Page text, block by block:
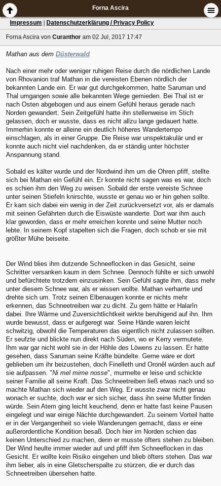
Forna Ascira
Impressum Datenschutzerklärung / Privacy Policy
Forna Ascira von Curanthor am 02 Jul, 2017 17:47
Mathan aus dem Düsterwald
Nach einer mehr oder weniger ruhigen Reise durch die nördlichen Lande
von Rhovanion traf Mathan in die vereisten Ebenen nördlich der
bekannten Lande ein. Er war gut durchgekommen, hatte Saruman und
Thal umgangen sowie alle bekannten Wege gemieden. Bei Thal ist er
nach Osten abgebogen und aus einem Gefühl heraus gerade nach
Norden gewandert. Sein Zeitgefühl hatte ihn stellenweise im Stich
gelassen, doch er wusste, dass es nicht allzu lange gedauert hatte.
Immerhin konnte er alleine ein deutlich höheres Wandertempo
einschlagen, als in einer Gruppe. Die Reise war unspektakulär und er
konnte auch nicht viel nachdenken, da er ständig unter höchster
Anspannung stand.
Sobald es kälter wurde und der Nordwind ihm um die Ohren pfiff, stellte
sich bei Mathan ein Gefühl ein. Er konnte nicht sagen was es war, doch
es schien ihm den Weg zu weisen. Sobald der erste vereiste Schnee
unter seinen Stiefeln knirschte, wusste er genau wo er hin gehen sollte.
Er kam sich dabei ein wenig in der Zeit zurückversetzt vor, als er damals
mit seinen Gefährten durch die Eiswüste wanderte. Dort war ihm auch
klar geworden, dass er mehr erreichen konnte und seine Mutter noch
lebte. In seinem Kopf stapelten sich die Fragen, doch schob er sie mit
größter Mühe beiseite.
Der Wind blies ihm dutzende Schneeflocken in das Gesicht, seine
Schritter versanken kaum in dem Schnee. Dennoch fühlte er sich unwohl
und befürchtete trotzdem einzusinken. Sein Gefühl sagte ihm, dass mehr
unter diesem Schnee war, als er wissen wollte. Mathan verharrte und
drehte sich um. Trotz seinen Elbenaugen konnte er nichts mehr
erkennen, das Schneetreiben war zu dicht. Zu gern hätte er Halarîn
dabei. Ihre Wärme und Zuversichtlichtkeit wirkte beruhigend auf ihn. Ihm
wurde bewusst, dass er aufgeregt war. Seine Hände waren leicht
schwitzig, obwohl die Temperaturen das eigentlich nicht zulassen sollten.
Er seufzte und blickte nun direkt nach Süden, wo er Kerry vermutete.
Ihm war gar nicht wohl sie in der Höhle des Löwens zu lassen. Er hatte
gesehen, dass Saruman seine Kräfte bündelte. Gerne wäre er dort
geblieben um ihr beizustehen, doch Finelleth und Oronêl würden auch auf
sie aufpassen. "Ni mel mime nosse", murmelte er leise und schickte
seiner Familie all seine Kraft. Das Schneetreiben ließ etwas nach und so
machte Mathan sich wieder auf den Weg. Er wusste zwar nicht genau
wonach er suchte, doch war er sich sicher, dass ihn seine Mutter finden
würde. Sein Atem ging leicht keuchend, denn er hatte fast keine Pausen
eingelegt und war einige Nächte durchgewandert. Zu seinem Vorteil hatte
er in der Vergangenheit so viele Wanderungen gemacht, dass er eine
außerordentliche Kondition besaß. Doch hier im Norden schien das
keinen Unterschied zu machen, denn er musste öfters stehen zu bleiben.
Der Wind heulte immer wieder auf und pfiff ihm Schneeflocken in das
Gesicht. Er wollte kein Risiko eingehen und blieb öfters stehen. Das war
ihm lieber, als in eine Gletscherspalte zu stürzen, die er durch das
Schneetreiben übersehen hatte.